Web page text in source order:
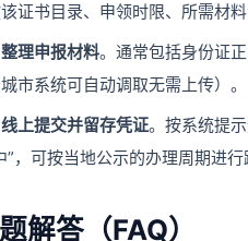
证书目录、申领时限、所需材料
理申报材料。通常包括身份证
市系统可自动调取无需上传）。
上提交并留存凭证。按系统提
”，可按当地公示的办理周期进行
解答（FAQ）